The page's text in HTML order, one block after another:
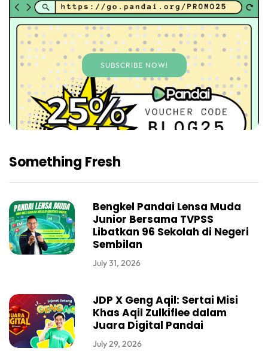
SUBSCRIBE NOW!
Something Fresh
Bengkel Pandai Lensa Muda
Junior Bersama TVPSS
Libatkan 96 Sekolah di Negeri
Sembilan
July 31, 2026
JDP X Geng Aqil: Sertai Misi
Khas Aqil Zulkiflee dalam
Juara Digital Pandai
July 29, 2026